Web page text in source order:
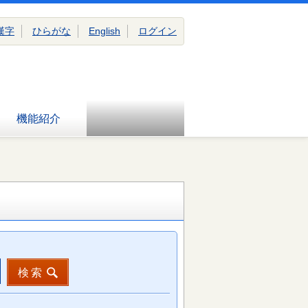
機能紹介
字 ひらがな English ログイン
検索